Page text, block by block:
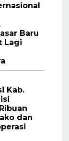
Baru
Lagi
Kab.
dan